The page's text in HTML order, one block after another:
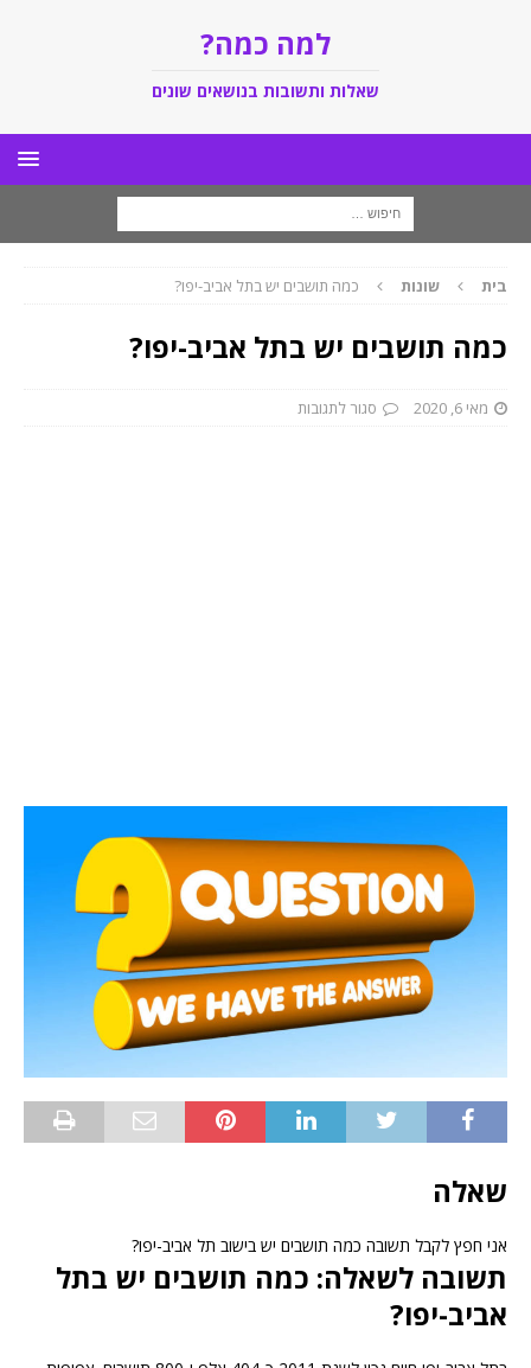
למה כמה?
שאלות ותשובות בנושאים שונים
בית שונות כמה תושבים יש בתל אביב-יפו?
כמה תושבים יש בתל אביב-יפו?
מאי 6, 2020 סגור לתגובות
שאלה
אני חפץ לקבל תשובה כמה תושבים יש בישוב תל אביב-יפו?
תשובה לשאלה: כמה תושבים יש בתל
אביב-יפו?